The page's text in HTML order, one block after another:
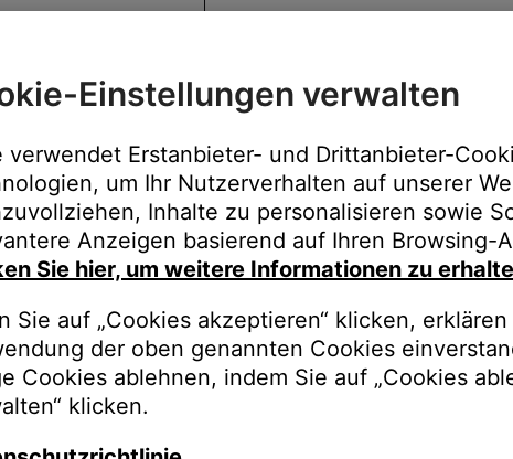
Einstellungen verwalten
verwendet Erstanbieter- und Drittanbieter-
um Ihr Nutzerverhalten auf unserer
Inhalte zu personalisieren sowie
Anzeigen basierend auf Ihren Browsing-
Sie hier, um weitere Informationen zu
Sie auf „Cookies akzeptieren“ klicken,
der oben genannten Cookies
Cookies ablehnen, indem Sie auf „Cookies
klicken.